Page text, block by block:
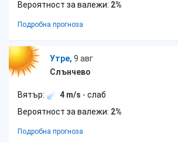
Вероятност за валежи: 2%
Подробна прогноза
Утре, 9 авг
Слънчево
Вятър: 4 m/s - слаб
Вероятност за валежи: 2%
Подробна прогноза